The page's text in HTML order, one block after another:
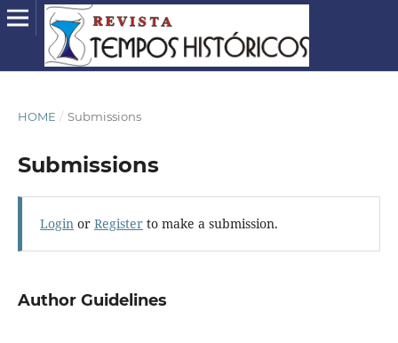
HOME / Submissions
Submissions
Loginor Registerto make a submission.
Author Guidelines